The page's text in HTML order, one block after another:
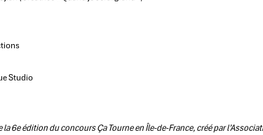
Studio
la 6e édition du concours Ça Tourne en Île-de-France, créé par